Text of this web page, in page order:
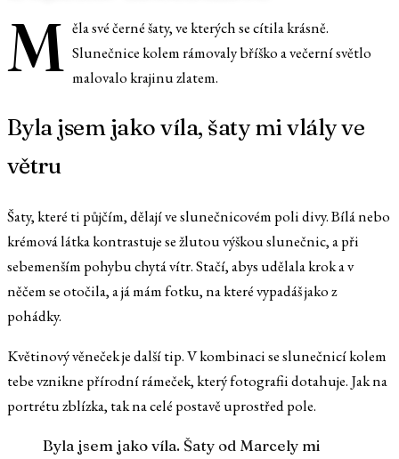
M ěla své černé šaty, ve kterých se cítila krásně.
Slunečnice kolem rámovaly bříško a večerní světlo
malovalo krajinu zlatem.
Byla jsem jako víla, šaty mi vlály ve
větru
Šaty, které ti půjčím, dělají ve slunečnicovém poli divy. Bílá nebo
krémová látka kontrastuje se žlutou výškou slunečnic, a při
sebemenším pohybu chytá vítr. Stačí, abys udělala krok a v
něčem se otočila, a já mám fotku, na které vypadáš jako z
pohádky.
Květinový věneček je další tip. V kombinaci se slunečnicí kolem
tebe vznikne přírodní rámeček, který fotografii dotahuje. Jak na
portrétu zblízka, tak na celé postavě uprostřed pole.
Byla jsem jako víla. Šaty od Marcely mi